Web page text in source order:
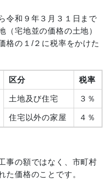
令和９年３月３１日まで
（宅地並の価格の土地）
格の１/２に税率をかけた
区分 税率
土地及び住宅 ３％
住宅以外の家屋 ４％
事の額ではなく、市町村
た価格のことです。